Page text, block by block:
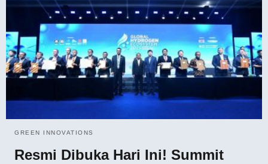
GREEN INNOVATIONS
Resmi Dibuka Hari Ini! Summit